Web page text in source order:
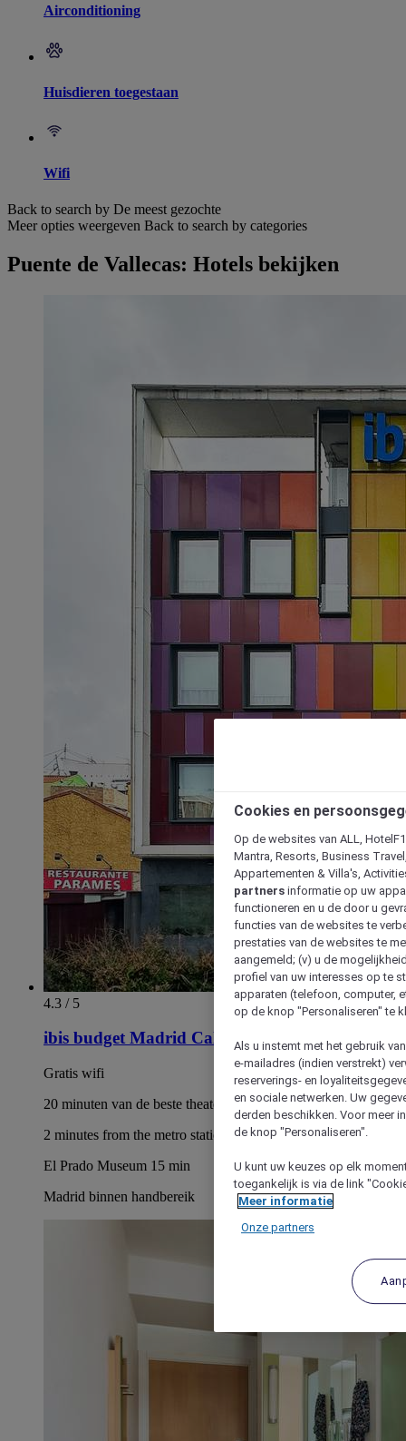
Airconditioning
Huisdieren toegestaan
Wifi
Back to search by De meest gezochte
Meer opties weergeven Back to search by categories
Puente de Vallecas: Hotels bekijken
4.3 / 5
ibis budget Madrid Calle 30
Gratis wifi
20 minuten van de beste theaters in Madrid
2 minutes from the metro station
El Prado Museum 15 min
Madrid binnen handbereik
Cookies en
Op de websites van ALL,
Mantra, Resorts, Business
Appartementen & Villa's,
partners informatie op uw
functioneren en u de door u
functies van de websites te
prestaties van de websites te
aangemeld; (v) u de
profiel van uw interesses op te
apparaten (telefoon, computer,
op de knop "Personaliseren" te
Als u instemt met het gebruik
e-mailadres (indien verstrekt)
reserverings- en
en sociale netwerken. Uw
derden beschikken. Voor meer
de knop "Personaliseren".
U kunt uw keuzes op elk
toegankelijk is via de link
Meer informatie
Onze partners